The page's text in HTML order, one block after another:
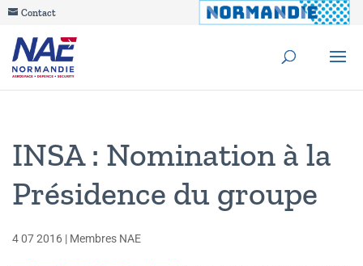
Contact
INSA : Nomination à la
Présidence du groupe
4 07 2016 | Membres NAE